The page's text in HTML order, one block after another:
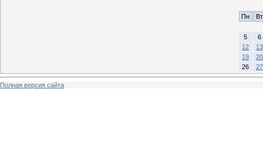
Пн
Вт
5
6
12
13
19
20
26
27
Полная версия сайта